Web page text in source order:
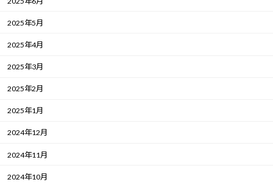
2025年5月
2025年4月
2025年3月
2025年2月
2025年1月
2024年12月
2024年11月
2024年10月